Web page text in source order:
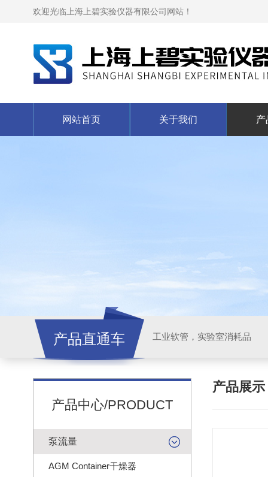
欢迎光临上海上碧实验仪器有限公司网站！
网站首页 关于我们 产
产品直通车 工业软管，实验室消耗品
产品中心/PRODUCT
泵流量
AGM Container干燥器
产品展示